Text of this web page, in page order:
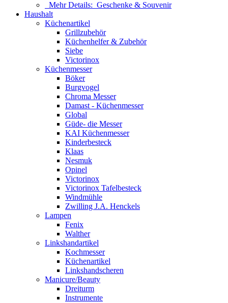
Mehr Details: Geschenke & Souvenir
Haushalt
Küchenartikel
Grillzubehör
Küchenhelfer & Zubehör
Siebe
Victorinox
Küchenmesser
Böker
Burgvogel
Chroma Messer
Damast - Küchenmesser
Global
Güde- die Messer
KAI Küchenmesser
Kinderbesteck
Klaas
Nesmuk
Opinel
Victorinox
Victorinox Tafelbesteck
Windmühle
Zwilling J.A. Henckels
Lampen
Fenix
Walther
Linkshandartikel
Kochmesser
Küchenartikel
Linkshandscheren
Manicure/Beauty
Dreiturm
Instrumente